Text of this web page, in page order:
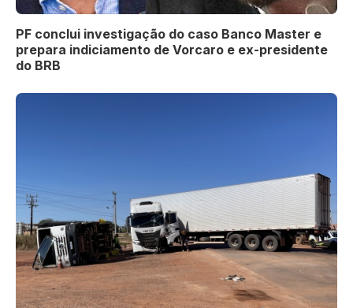
PF conclui investigação do caso Banco Master e
prepara indiciamento de Vorcaro e ex-presidente
do BRB